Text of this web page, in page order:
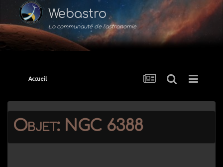
Webastro
La communauté de l'astronomie
Accueil
Objet: NGC 6388